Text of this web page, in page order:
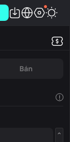
Bán
!